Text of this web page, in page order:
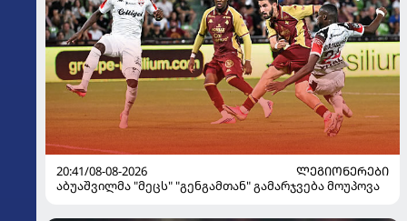
20:41/08-08-2026
ᲚᲔᲒᲘᲝᲜᲔᲠᲔᲑᲘ
აბუაშვილმა "მეცს" "გენგამთან" გამარჯვება მოუპოვა